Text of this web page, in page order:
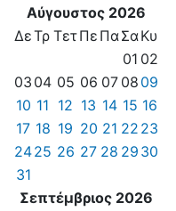
Αύγουστος 2026
ΔεΤρ ΤετΠε ΠαΣαΚυ
01 02
03 04 05 06 07 08 09
10 11 12 13 14 15 16
17 18 19 20 21 22 23
2425 26 27 28 29 30
31
Σεπτέμβριος 2026